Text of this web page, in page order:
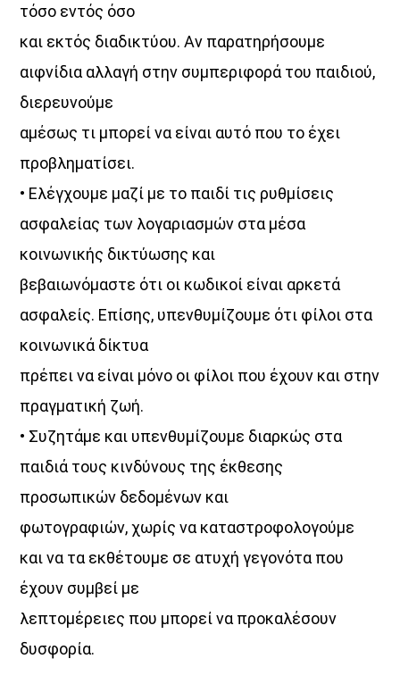
τόσο εντός όσο
και εκτός διαδικτύου. Αν παρατηρήσουμε
αιφνίδια αλλαγή στην συμπεριφορά του παιδιού,
διερευνούμε
αμέσως τι μπορεί να είναι αυτό που το έχει
προβληματίσει.
• Ελέγχουμε μαζί με το παιδί τις ρυθμίσεις
ασφαλείας των λογαριασμών στα μέσα
κοινωνικής δικτύωσης και
βεβαιωνόμαστε ότι οι κωδικοί είναι αρκετά
ασφαλείς. Επίσης, υπενθυμίζουμε ότι φίλοι στα
κοινωνικά δίκτυα
πρέπει να είναι μόνο οι φίλοι που έχουν και στην
πραγματική ζωή.
• Συζητάμε και υπενθυμίζουμε διαρκώς στα
παιδιά τους κινδύνους της έκθεσης
προσωπικών δεδομένων και
φωτογραφιών, χωρίς να καταστροφολογούμε
και να τα εκθέτουμε σε ατυχή γεγονότα που
έχουν συμβεί με
λεπτομέρειες που μπορεί να προκαλέσουν
δυσφορία.